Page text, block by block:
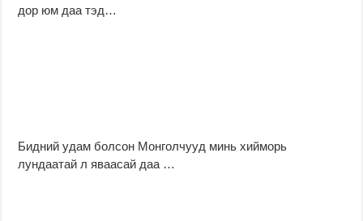
дор юм даа тэд…
Бидний удам болсон Монголчууд минь хийморь
лундаатай л яваасай даа …